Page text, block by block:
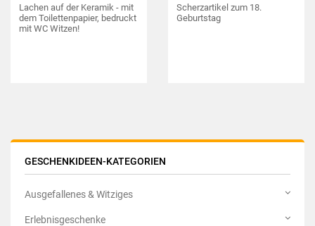
GESCHENKIDEEN-KATEGORIEN
Ausgefallenes & Witziges
Erlebnisgeschenke
Lachen auf der Keramik - mit
dem Toilettenpapier, bedruckt
mit WC Witzen!
Scherzartikel zum 18.
Geburtstag